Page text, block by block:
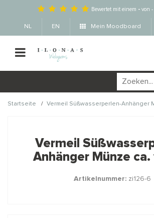
Bewertet mit einem - von -
NL EN Mein Moodboard
Startseite / Vermeil Süßwasserperlen-Anhänger
producten ook
voor je?
Vermeil
Anhänger Münze ca.
Artikelnummer: zi126-6